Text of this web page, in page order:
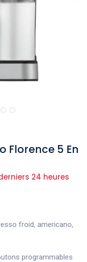
Florence 5 En
24 heures
froid, americano,
programmables